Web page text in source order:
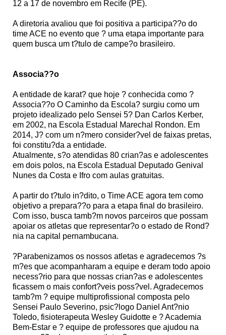
12 a 17 de novembro em Recife (PE).
A diretoria avaliou que foi positiva a participa??o do
time ACE no evento que ? uma etapa importante para
quem busca um t?tulo de campe?o brasileiro.
Associa??o
A entidade de karat? que hoje ? conhecida como ?
Associa??o O Caminho da Escola? surgiu como um
projeto idealizado pelo Sensei 5? Dan Carlos Kerber,
em 2002, na Escola Estadual Marechal Rondon. Em
2014, J? com um n?mero consider?vel de faixas pretas,
foi constitu?da a entidade.
Atualmente, s?o atendidas 80 crian?as e adolescentes
em dois polos, na Escola Estadual Deputado Genival
Nunes da Costa e Ifro com aulas gratuitas.
A partir do t?tulo in?dito, o Time ACE agora tem como
objetivo a prepara??o para a etapa final do brasileiro.
Com isso, busca tamb?m novos parceiros que possam
apoiar os atletas que representar?o o estado de Rond?
nia na capital pernambucana.
?Parabenizamos os nossos atletas e agradecemos ?s
m?es que acompanharam a equipe e deram todo apoio
necess?rio para que nossas crian?as e adolescentes
ficassem o mais confort?veis poss?vel. Agradecemos
tamb?m ? equipe multiprofissional composta pelo
Sensei Paulo Severino, psic?logo Daniel Ant?nio
Toledo, fisioterapeuta Wesley Guidotte e ? Academia
Bem-Estar e ? equipe de professores que ajudou na